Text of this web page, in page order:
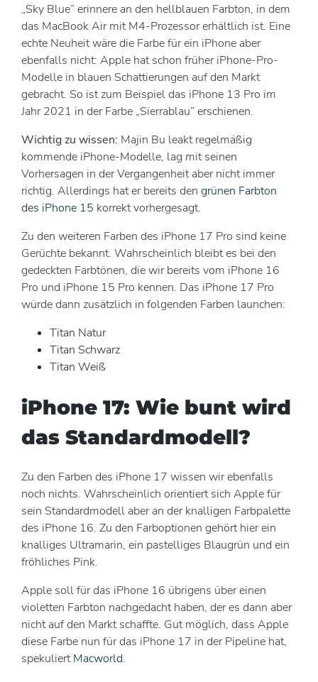
„Sky Blue” erinnere an den hellblauen Farbton, in dem
das MacBook Air mit M4-Prozessor erhältlich ist. Eine
echte Neuheit wäre die Farbe für ein iPhone aber
ebenfalls nicht: Apple hat schon früher iPhone-Pro-
Modelle in blauen Schattierungen auf den Markt
gebracht. So ist zum Beispiel das iPhone 13 Pro im
Jahr 2021 in der Farbe „Sierrablau” erschienen.
Wichtig zu wissen: Majin Bu leakt regelmäßig
kommende iPhone-Modelle, lag mit seinen
Vorhersagen in der Vergangenheit aber nicht immer
richtig. Allerdings hat er bereits den grünen Farbton
des iPhone 15 korrekt vorhergesagt.
Zu den weiteren Farben des iPhone 17 Pro sind keine
Gerüchte bekannt. Wahrscheinlich bleibt es bei den
gedeckten Farbtönen, die wir bereits vom iPhone 16
Pro und iPhone 15 Pro kennen. Das iPhone 17 Pro
würde dann zusätzlich in folgenden Farben launchen:
Titan Natur
Titan Schwarz
Titan Weiß
iPhone 17: Wie bunt wird
das Standardmodell?
Zu den Farben des iPhone 17 wissen wir ebenfalls
noch nichts. Wahrscheinlich orientiert sich Apple für
sein Standardmodell aber an der knalligen Farbpalette
des iPhone 16. Zu den Farboptionen gehört hier ein
knalliges Ultramarin, ein pastelliges Blaugrün und ein
fröhliches Pink.
Apple soll für das iPhone 16 übrigens über einen
violetten Farbton nachgedacht haben, der es dann aber
nicht auf den Markt schaffte. Gut möglich, dass Apple
diese Farbe nun für das iPhone 17 in der Pipeline hat,
spekuliertMacworld.